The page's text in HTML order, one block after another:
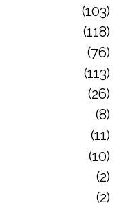
103
118
76
113
26
8
11
10
2
2